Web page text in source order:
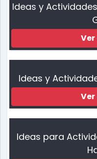
Ideas y
Ideas y
Ideas para